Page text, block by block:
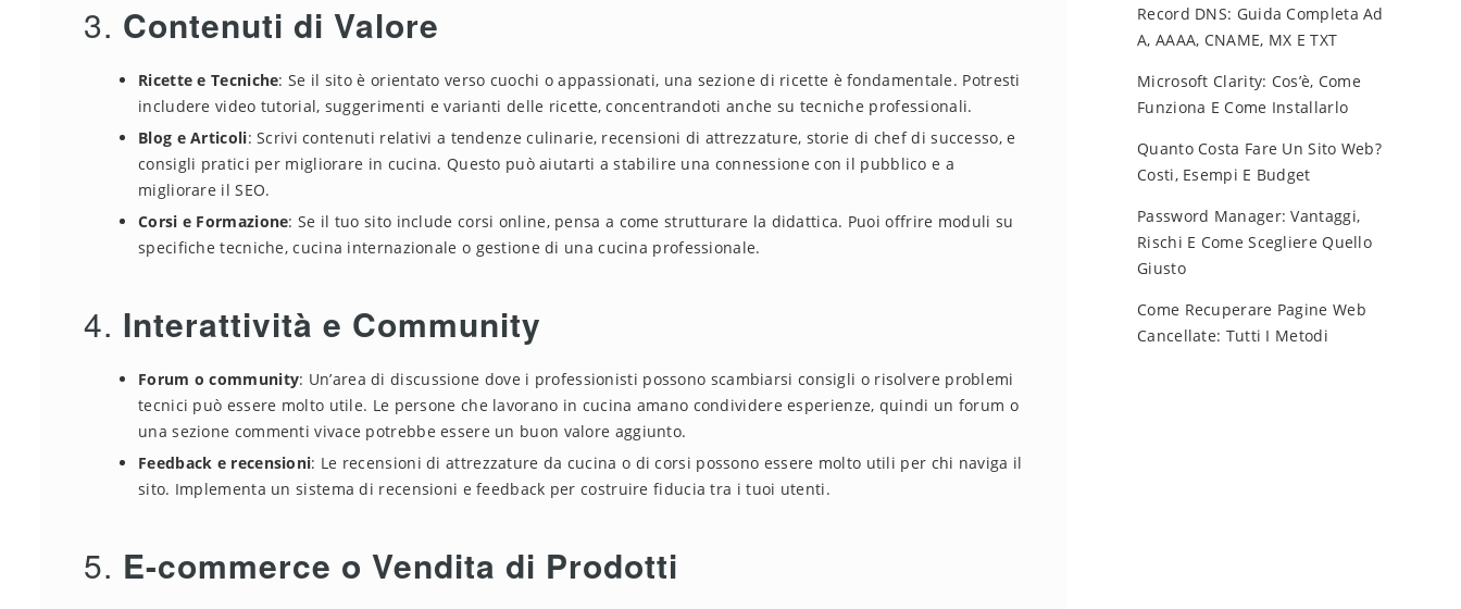
3. Contenuti di Valore
Ricette e Tecniche: Se il sito è orientato verso cuochi o appassionati, una sezione di ricette è fondamentale. Potresti
includere video tutorial, suggerimenti e varianti delle ricette, concentrandoti anche su tecniche professionali.
Blog e Articoli: Scrivi contenuti relativi a tendenze culinarie, recensioni di attrezzature, storie di chef di successo, e
consigli pratici per migliorare in cucina. Questo può aiutarti a stabilire una connessione con il pubblico e a
migliorare il SEO.
Corsi e Formazione: Se il tuo sito include corsi online, pensa a come strutturare la didattica. Puoi offrire moduli su
specifiche tecniche, cucina internazionale o gestione di una cucina professionale.
4. Interattività e Community
Forum o community: Un’area di discussione dove i professionisti possono scambiarsi consigli o risolvere problemi
tecnici può essere molto utile. Le persone che lavorano in cucina amano condividere esperienze, quindi un forum o
una sezione commenti vivace potrebbe essere un buon valore aggiunto.
Feedback e recensioni: Le recensioni di attrezzature da cucina o di corsi possono essere molto utili per chi naviga il
sito. Implementa un sistema di recensioni e feedback per costruire fiducia tra i tuoi utenti.
5. E-commerce o Vendita di Prodotti
Record DNS: Guida Completa Ad
A, AAAA, CNAME, MX E TXT
Microsoft Clarity: Cos’è, Come
Funziona E Come Installarlo
Quanto Costa Fare Un Sito Web?
Costi, Esempi E Budget
Password Manager: Vantaggi,
Rischi E Come Scegliere Quello
Giusto
Come Recuperare Pagine Web
Cancellate: Tutti I Metodi